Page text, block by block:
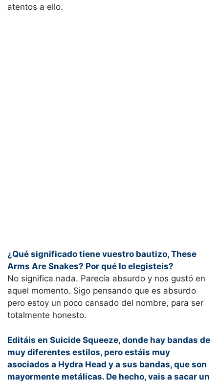
atentos a ello.
¿Qué significado tiene vuestro bautizo, These
Arms Are Snakes? Por qué lo elegisteis?
No significa nada. Parecía absurdo y nos gustó en
aquel momento. Sigo pensando que es absurdo
pero estoy un poco cansado del nombre, para ser
totalmente honesto.
Editáis en Suicide Squeeze, donde hay bandas de
muy diferentes estilos, pero estáis muy
asociados a Hydra Head y a sus bandas, que son
mayormente metálicas. De hecho, vais a sacar un